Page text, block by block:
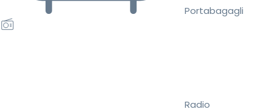
Portabagagli
Radio